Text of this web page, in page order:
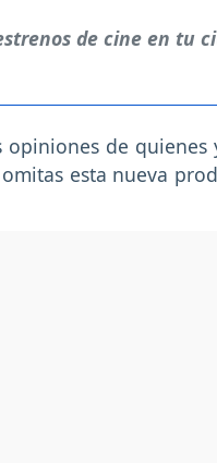
de cine en tu
opiniones de quienes
esta nueva